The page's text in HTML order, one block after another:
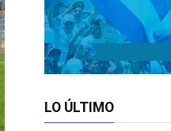
LO ÚLTIMO